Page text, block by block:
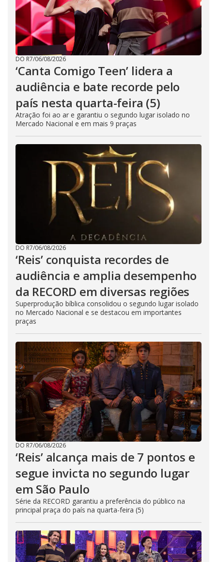
DO R7/06/08/2026
‘Canta Comigo Teen’ lidera a
audiência e bate recorde pelo
país nesta quarta-feira (5)
Atração foi ao ar e garantiu o segundo lugar isolado no
Mercado Nacional e em mais 9 praças
DO R7/06/08/2026
‘Reis’ conquista recordes de
audiência e amplia desempenho
da RECORD em diversas regiões
Superprodução bíblica consolidou o segundo lugar isolado
no Mercado Nacional e se destacou em importantes
praças
DO R7/06/08/2026
‘Reis’ alcança mais de 7 pontos e
segue invicta no segundo lugar
em São Paulo
Série da RECORD garantiu a preferência do público na
principal praça do país na quarta-feira (5)